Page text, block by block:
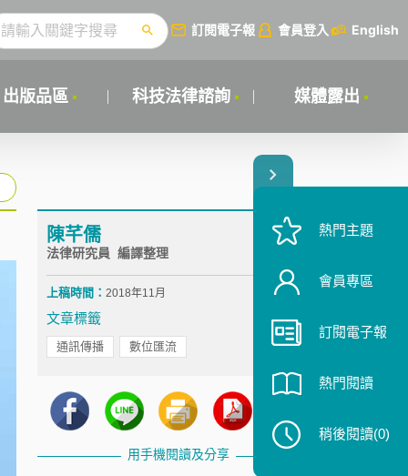
訂閱電子報 會員登入 English
出版品區 科技法律諮詢 媒體露出
陳芊儒
法律研究員 編譯整理
上稿時間： 2018年11月
文章標籤
通訊傳播 數位匯流
用手機閱讀及分享
熱門主題
會員專區
訂閱電子報
熱門閱讀
稍後閱讀(0)